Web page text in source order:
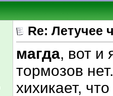
Re: Летучее
магда, вот и
тормозов
хихикает,